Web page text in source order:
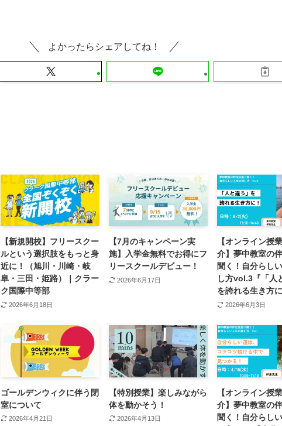
よかったらシェアしてね！
【新規開校】フリースクー
ルという選択肢をもっと身
近に！（旭川・川崎・岐
阜・三田・姫路）｜クラー
ク国際中等部
2026年6月18日
【7月のキャンペーン実
施】入学金無料でお得にフ
リースクールデビュー！
2026年6月17日
【オンライン授
介】夢中教室の
聞く！自分らし
し方vol.3『「人
を誇れる生き方に
2026年6月3日
ゴールデンウィクに伴う閉
室について
2026年4月21日
【特別授業】楽しみながら
体を動かそう！
2026年4月13日
【オンライン授
介】夢中教室の
聞く！自分らし